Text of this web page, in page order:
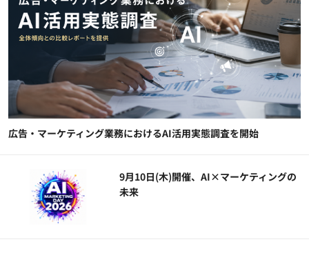
広告・マーケティング業務におけるAI活用実態調査を開始
9月10日(木)開催、AI×マーケティングの
未来